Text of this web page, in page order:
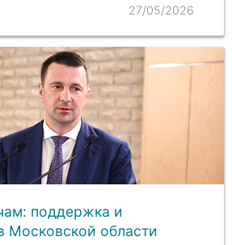
Университета27/05/2026
поддержка и
Московской области